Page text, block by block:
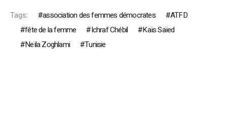
Tags: association des femmes démocrates
ATFD
fête de la femme
Ichraf Chébil
Kaïs Saïed
Neïla Zoghlami
Tunisie